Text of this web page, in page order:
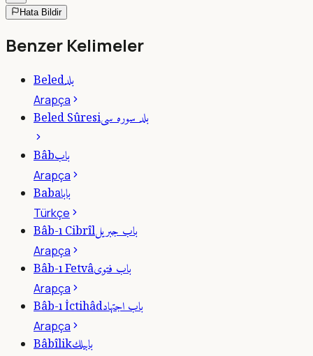
Hata Bildir
Benzer Kelimeler
Beledبلد
Arapça
Beled Sûresiبلد سوره سى
Bâbباب
Arapça
Babaبابا
Türkçe
Bâb-ı Cibrîlباب جبريل
Arapça
Bâb-ı Fetvâباب فتوى
Arapça
Bâb-ı İctihâdباب اجتهاد
Arapça
Bâbîlikبابيلك